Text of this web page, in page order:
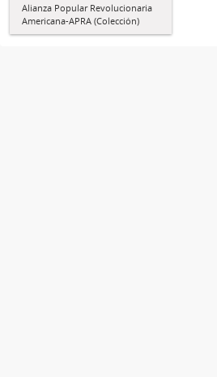
Alianza Popular Revolucionaria
Americana-APRA (Colección)